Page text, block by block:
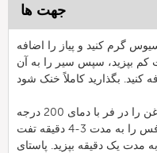
جهت ها
دمای 200 درجه سلسیوس گرم کنید و پیاز را اضافه
روی حرارت کم بپزید، سپس سیر را به آن
برای تهیه سس گوجهفرنگی، روغن را در فر با دمای 200 درجه
سلسیوس گرم کنید و پیاز، هویج و کرفس را به مدت 3-4 دقیقه تفت
مدت یک دقیقه بپزید. پاستای